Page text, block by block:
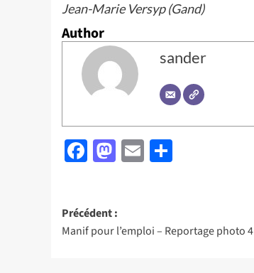
Jean-Marie Versyp (Gand)
Author
sander
Facebook
Mastodon
Email
Navigation
d’article
Précédent :
Manif pour l’emploi – Reportage photo 4